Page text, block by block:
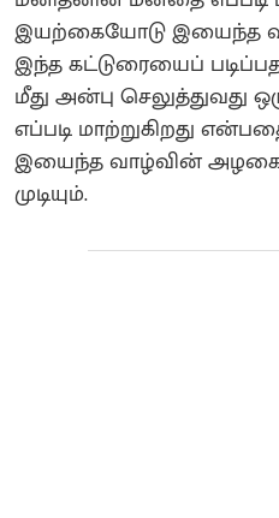
இயற்கையோடு இயைந்த
இந்த கட்டுரையைப்
மீது அன்பு
எப்படி மாற்றுகிறது
இயைந்த வாழ்வின்
முடியும்.